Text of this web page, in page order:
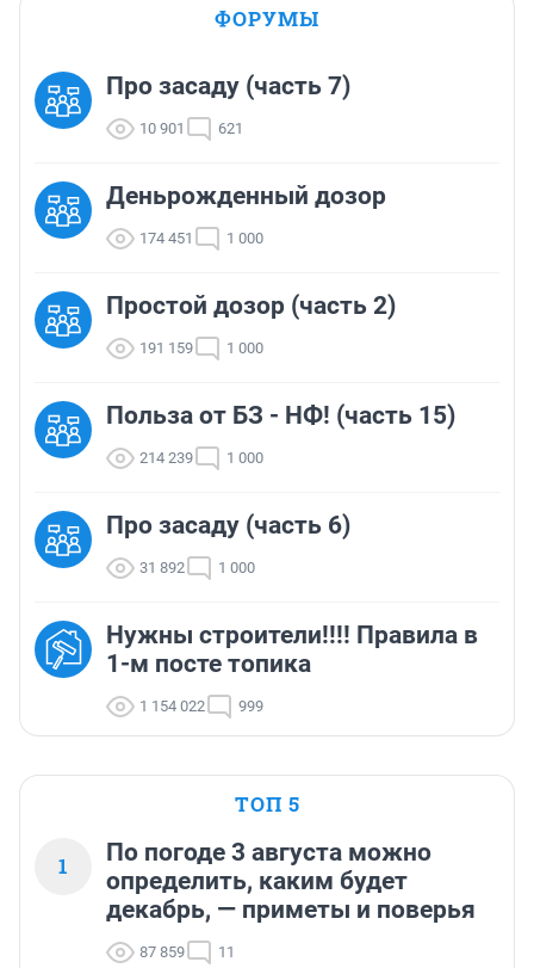
ФОРУМЫ
Про засаду (часть 7)
10 901 621
Деньрожденный дозор
174 451 1 000
Простой дозор (часть 2)
191 159 1 000
Польза от БЗ - НФ! (часть 15)
214 239 1 000
Про засаду (часть 6)
31 892 1 000
Нужны строители!!!! Правила в
1-м посте топика
1 154 022 999
ТОП 5
1
По погоде 3 августа можно
определить, каким будет
декабрь, — приметы и поверья
87 859 11